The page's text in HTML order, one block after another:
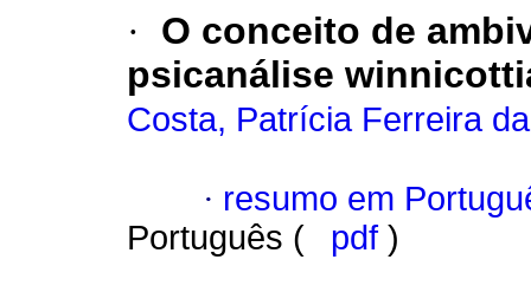
·
O conceito de
psicanálise
Costa, Patrícia Ferreira da
· resumo em
Português (
pdf )